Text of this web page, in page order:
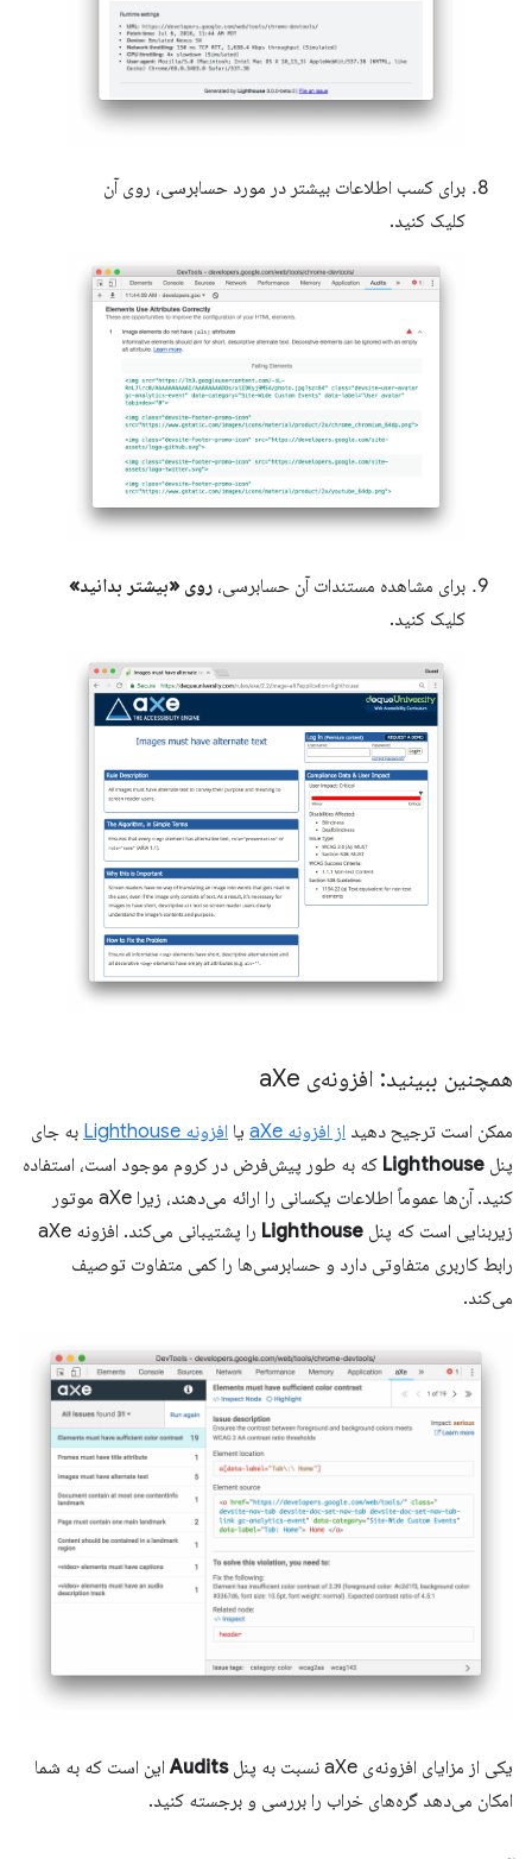
برای کسب اطلاعات بیشتر در مورد حسابرسی، روی آن
کلیک کنید.
برای مشاهده مستندات آن حسابرسی، روی «بیشتر بدانید»
کلیک کنید.
همچنین ببینید: افزونه‌ی a Xe
ممکن است ترجیح دهید از افزونه aXe یا افزونه Lighthouse
به جای
پنل Lighthouse که به طور پیش‌فرض در کروم موجود است، استفاده
کنید. آن‌ها عموماً اطلاعات یکسانی را ارائه می‌دهند، زیرا aXe موتور
زیربنایی است که پنل Lighthouse
را پشتیبانی می‌کند. افزونه aXe
رابط کاربری متفاوتی دارد و حسابرسی‌ها را کمی متفاوت توصیف
می‌کند.
یکی از مزایای افزونه‌ی aXe نسبت به پنل Auditsاین است که به شما
امکان می‌دهد گره‌های خراب را بررسی و برجسته کنید.